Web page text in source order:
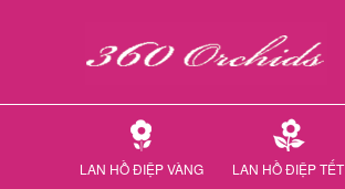
LAN HỒ ĐIỆP VÀNG LAN HỒ ĐIỆP TẾT